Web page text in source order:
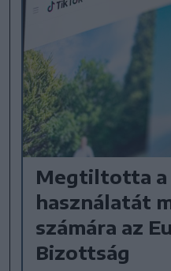
Megtiltotta a
használatát
számára az
Bizottság